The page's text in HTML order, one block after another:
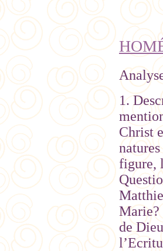
1.
Christ
figure,
Marie?
de